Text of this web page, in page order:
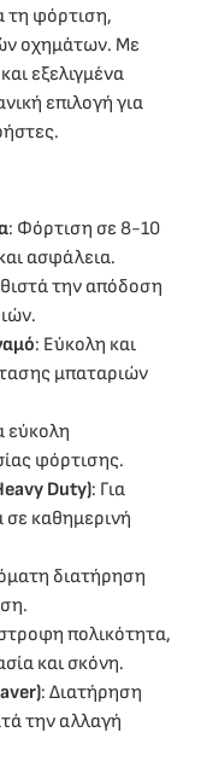
τη φόρτιση,
οχημάτων. Με
εξελιγμένα
επιλογή για
: Φόρτιση σε 8-10
ασφάλεια.
την απόδοση
: Εύκολη και
μπαταριών
εύκολη
φόρτισης.
Duty): Για
σε καθημερινή
διατήρηση
πολικότητα,
και σκόνη.
: Διατήρηση
την αλλαγή